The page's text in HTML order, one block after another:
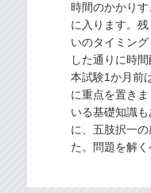
時間のかかり
に入ります。
いのタイミン
した通りに時
本試験1か月前
に重点を置き
いる基礎知識
に、五肢択一
た。問題を解